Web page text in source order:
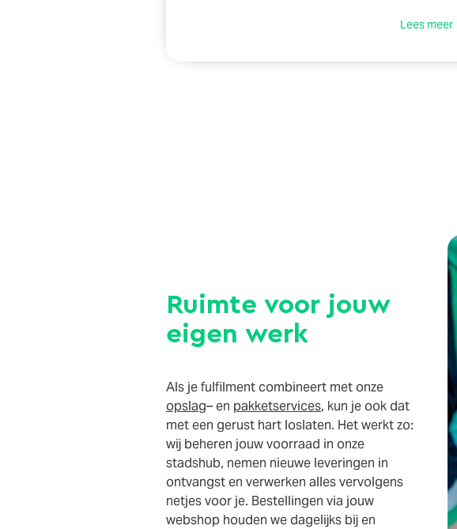
Lees meer
Ruimte voor jouw
eigen werk
Als je fulfilment combineert met onze
opslag– en pakketservices, kun je ook dat
met een gerust hart loslaten. Het werkt zo:
wij beheren jouw voorraad in onze
stadshub, nemen nieuwe leveringen in
ontvangst en verwerken alles vervolgens
netjes voor je. Bestellingen via jouw
webshop houden we dagelijks bij en